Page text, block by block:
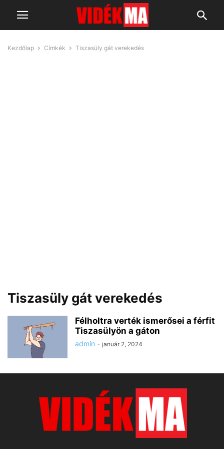
Kezdőlap Címkék Tiszasüly gát verekedés
Tiszasüly gát verekedés
Félholtra verték ismerősei a férfit
Tiszasülyön a gáton
admin - január 2, 2024